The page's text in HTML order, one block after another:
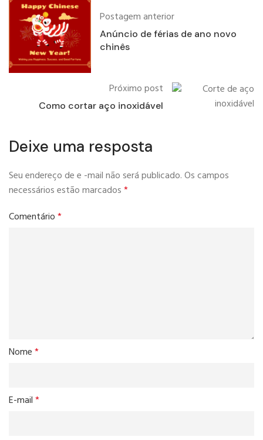
Postagem anterior
Anúncio de férias de ano novo
chinês
Próximo post
Como cortar aço inoxidável
Deixe uma resposta
Seu endereço de e -mail não será publicado.Os campos
necessários estão marcados*
Comentário*
Nome*
E-mail*